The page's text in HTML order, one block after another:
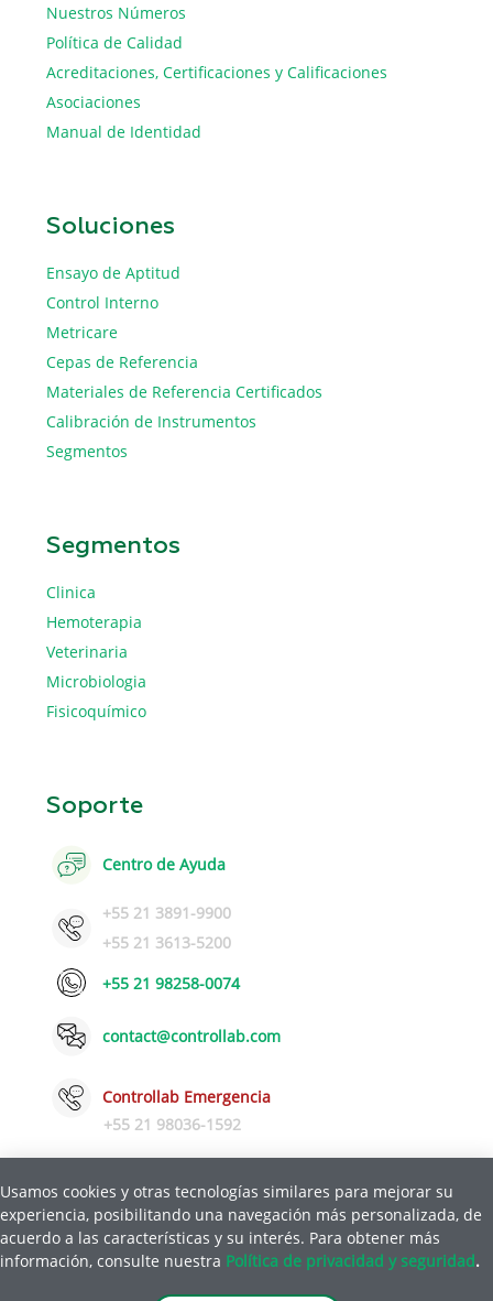
Nuestros Números
Política de Calidad
Acreditaciones, Certificaciones y Calificaciones
Asociaciones
Manual de Identidad
Soluciones
Ensayo de Aptitud
Control Interno
Metricare
Cepas de Referencia
Materiales de Referencia Certificados
Calibración de Instrumentos
Segmentos
Segmentos
Clinica
Hemoterapia
Veterinaria
Microbiologia
Fisicoquímico
Soporte
Centro de Ayuda
+55 21 3891-9900
+55 21 3613-5200
+55 21 98258-0074
contact@controllab.com
Controllab Emergencia
+55 21 98036-1592
Política de Privacidad y Seguridad| Ayuda
Usamos cookies y otras tecnologías similares para mejorar su
experiencia, posibilitando una navegación más personalizada, de
acuerdo a las características y su interés. Para obtener más
información, consulte nuestra Política de privacidad y seguridad.